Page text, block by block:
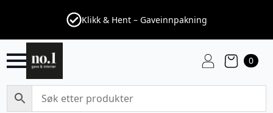
Klikk & Hent – Gaveinnpakning
0